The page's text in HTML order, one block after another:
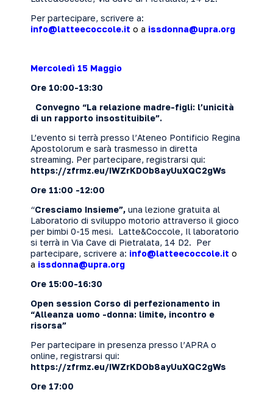
Per partecipare, scrivere a:
info@latteecoccole.it o a issdonna@upra.org
Mercoledì 15 Maggio
Ore 10:00-13:30
Convegno “La relazione madre-figli: l’unicità
di un rapporto insostituibile”.
L’evento si terrà presso l’Ateneo Pontificio Regina
Apostolorum e sarà trasmesso in diretta
streaming. Per partecipare, registrarsi qui:
https://zfrmz.eu/IWZrKDOb8ayUuXQC2gWs
Ore 11:00 -12:00
“Cresciamo Insieme”, una lezione gratuita al
Laboratorio di sviluppo motorio attraverso il gioco
per bimbi 0-15 mesi. Latte&Coccole, Il laboratorio
si terrà in Via Cave di Pietralata, 14 D2. Per
partecipare, scrivere a: info@latteecoccole.it o
a issdonna@upra.org
Ore 15:00-16:30
Open session Corso di perfezionamento in
“Alleanza uomo -donna: limite, incontro e
risorsa”
Per partecipare in presenza presso l’APRA o
online, registrarsi qui:
https://zfrmz.eu/IWZrKDOb8ayUuXQC2gWs
Ore 17:00